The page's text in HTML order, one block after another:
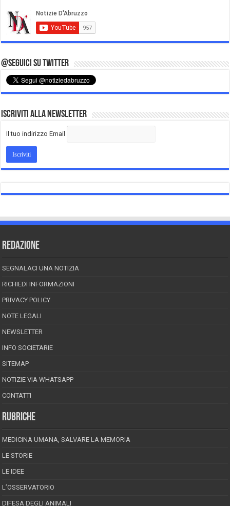
@Seguici su Twitter
Iscriviti alla Newsletter
Il tuo indirizzo Email
REDAZIONE
SEGNALACI UNA NOTIZIA
RICHIEDI INFORMAZIONI
PRIVACY POLICY
NOTE LEGALI
NEWSLETTER
INFO SOCIETARIE
SITEMAP
NOTIZIE VIA WHATSAPP
CONTATTI
RUBRICHE
MEDICINA UMANA, SALVARE LA MEMORIA
LE STORIE
LE IDEE
L’OSSERVATORIO
DIFESA DEGLI ANIMALI